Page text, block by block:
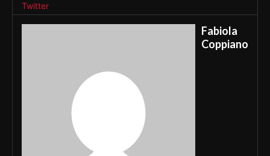
Twitter
Fabiola
Coppiano